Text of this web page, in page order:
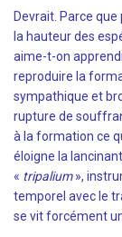
Devrait. Parce que
la hauteur des
aime-t-on
reproduire la
sympathique et
rupture de
à la formation ce
éloigne la
« tripalium»,
temporel avec le
se vit forcément